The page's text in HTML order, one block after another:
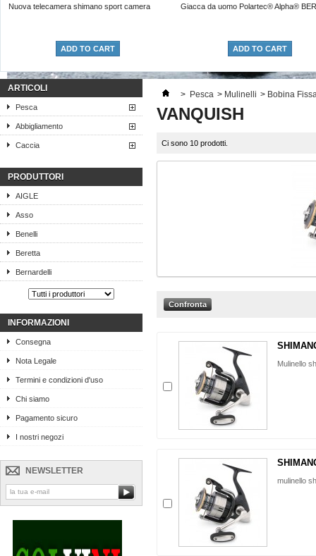
shimano sport camera
ADD TO CART
Giacca da uomo Polartec® Alpha® BERETTA.
ADD TO CART
ARTICOLI
Pesca
Abbigliamento
Caccia
PRODUTTORI
AIGLE
Asso
Benelli
Beretta
Bernardelli
INFORMAZIONI
Consegna
Nota Legale
Termini e condizioni d'uso
Chi siamo
Pagamento sicuro
I nostri negozi
NEWSLETTER
> Pesca > Mulinelli > Bobina
VANQUISH
Ci sono 10 prodotti.
Mulinello
mulinello